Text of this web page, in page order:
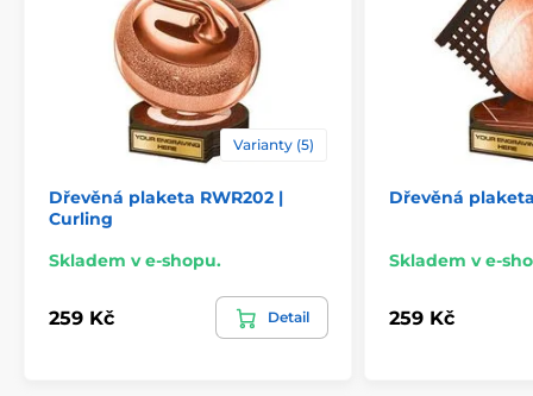
Varianty (5)
Dřevěná plaketa RWR202 |
Curling
Skladem v e-shopu.
259 Kč Detail
Dřevěná plaketa
Skladem v e-
259 Kč